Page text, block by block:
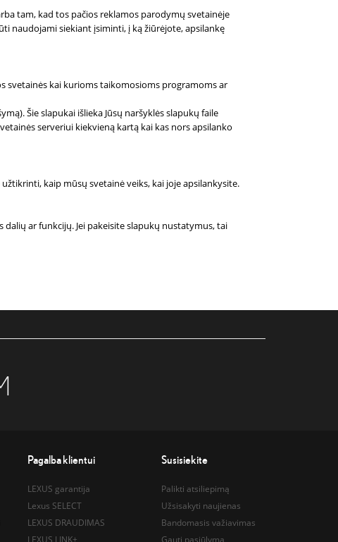
tam, kad tos pačios reklamos parodymų svetainėje
naudojami siekiant įsiminti, į ką žiūrėjote, apsilankę
svetainės kai kurioms taikomosioms programoms ar
Šie slapukai išlieka Jūsų naršyklės slapukų faile
serveriui kiekvieną kartą kai kas nors apsilanko
kaip mūsų svetainė veiks, kai joje apsilankysite.
ar funkcijų. Jei pakeisite slapukų nustatymus, tai
Pagalba klientui
LEXUS garantija
Lexus SELECT
LEXUS DRAUDIMAS
LEXUS LINK+
Susisiekite
Palikti atsiliepimą
Užsisakyti naujienas
Bandomasis važiavimas
Gauti pasiūlymą